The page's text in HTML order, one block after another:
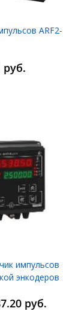
ARF2-
руб.
импульсов
энкодеров
руб.